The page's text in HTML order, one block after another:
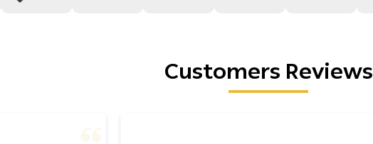
Customers Reviews